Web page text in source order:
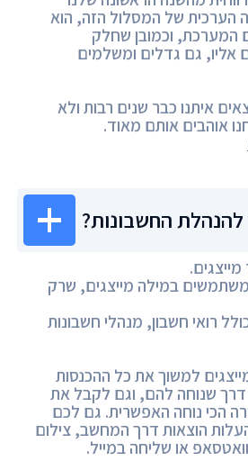
הערכית של המסלול הזה, הוא
המערכת, וכמובן שחלק
גם גדלים ומשלמים
איתנו כבר שנים רבות ולא
אוהבים אותם מאוד.
החשבונות?
במילה מייצגים, שרק
רואי חשבון, מנהלי חשבונות
למשוך את כל ההכנסות
שנוחה להם, וגם לקבל את
הכי נוחה האפשרית. גם לכם
הוצאות דרך המחשב, צילום
או שליחה במייל.